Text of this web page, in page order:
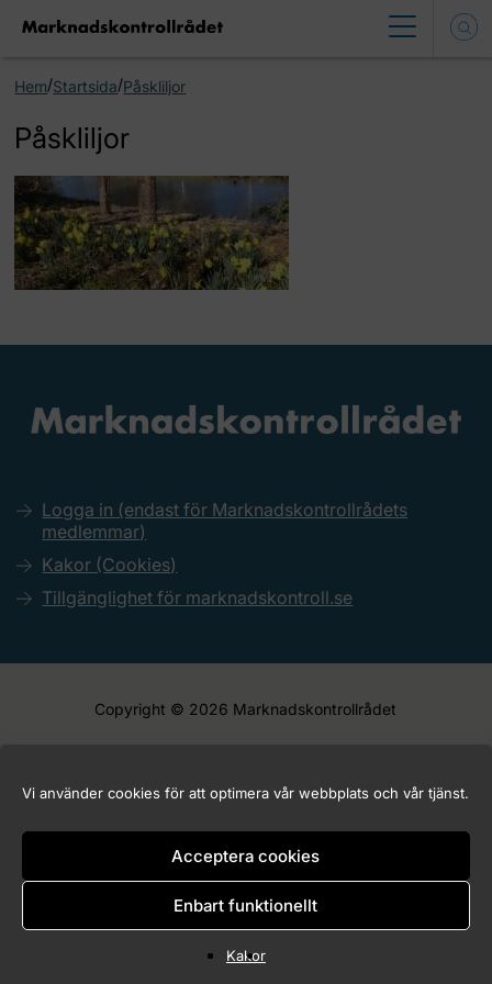
Vi använder cookies för att optimera vår webbplats och vår tjänst.
Acceptera cookies
Enbart funktionellt
Kakor
Hem/Startsida/Påskliljor
Påskliljor
Logga in (endast för Marknadskontrollrådets
medlemmar)
Kakor (Cookies)
Tillgänglighet för marknadskontroll.se
Copyright © 2026 Marknadskontrollrådet